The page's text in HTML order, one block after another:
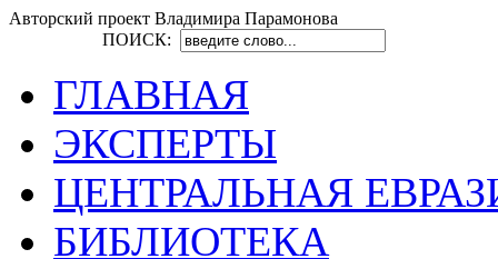
Авторский проект Владимира Парамонова
ПОИСК:
ГЛАВНАЯ
ЭКСПЕРТЫ
ЦЕНТРАЛЬНАЯ
БИБЛИОТЕКА